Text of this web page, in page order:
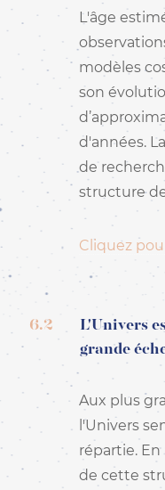
DEUTSCH
ES - ESPAGNOL -
ESPAÑOL
FR - FRANÇAIS
HI - HINDI - हिंदी
IT - ITALIEN -
ITALIANO
- PORTUGUÊS PT
RO - ROUMAIN -
ROMÂNĂ
ZH-HANS -
SIMPLIFIÉ - 简体中文
ZH-HANT - CHINOIS
TRADITIONNEL - 繁
文
L'âge
modèles
son
d'années.
de
structure
Cliquez
6.2
L'Univers
grande
Aux plus
l'Univers
répartie.
de cette